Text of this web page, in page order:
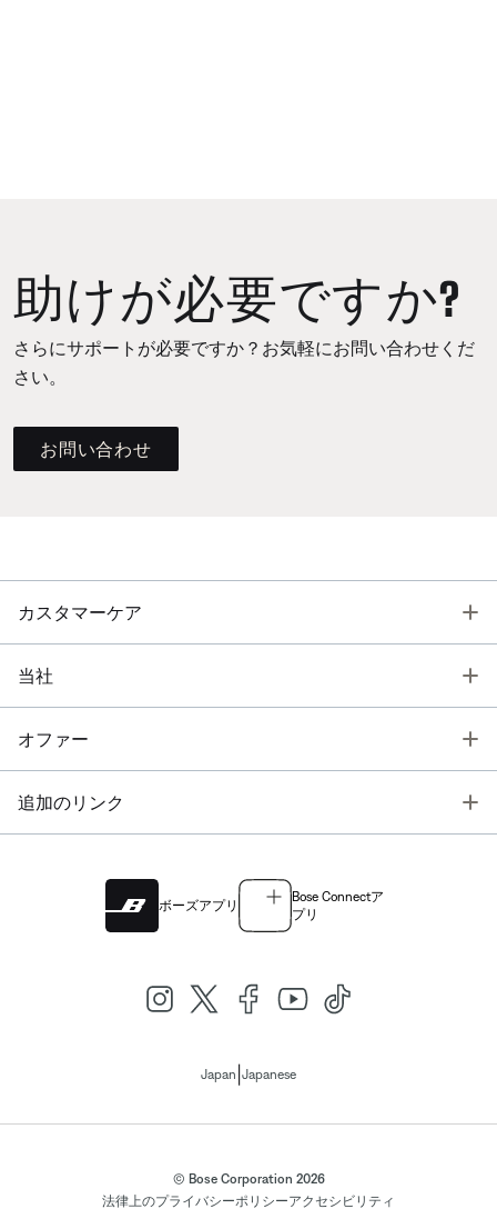
助けが必要ですか?
さらにサポートが必要ですか？お気軽にお問い合わせくだ
さい。
お問い合わせ
カスタマーケア
当社
オファー
追加のリンク
ボーズアプリ
Bose Connectア
プリ
Japan Japanese
© Bose Corporation 2026
法律上のプライバシーポリシーアクセシビリティ